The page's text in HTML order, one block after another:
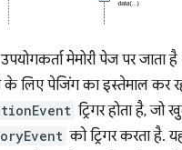
मेमोरी पेज पर जाता है
के लिए पेजिंग का इस्तेमाल कर
ट्रिगर होता है, जो
को ट्रिगर करता है.